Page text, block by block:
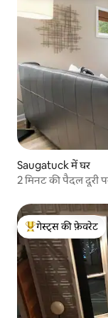
Saugatuck में घर
2 मिनट की पैदल दूरी
गेस्ट्स का टॉप फ़ेवरेट
गेस्ट्स की फ़ेवरेट